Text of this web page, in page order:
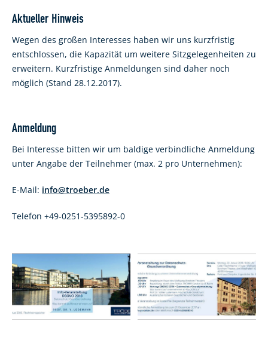
Aktueller Hinweis
Wegen des großen Interesses haben wir uns kurzfristig
entschlossen, die Kapazität um weitere Sitzgelegenheiten zu
erweitern. Kurzfristige Anmeldungen sind daher noch
möglich (Stand 28.12.2017).
Anmeldung
Bei Interesse bitten wir um baldige verbindliche Anmeldung
unter Angabe der Teilnehmer (max. 2 pro Unternehmen):
E-Mail: info@troeber.de
Telefon +49-0251-5395892-0